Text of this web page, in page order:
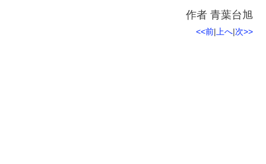
作者 青葉台旭
<<前| 上へ|次>>